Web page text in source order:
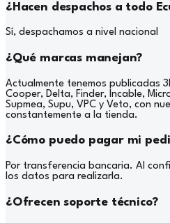
¿Hacen despachos a todo
Sí, despachamos a nivel nacional
¿Qué marcas manejan?
Actualmente tenemos publicadas
Cooper, Delta, Finder, Incable,
Supmea, Supu, VPC y Veto, con
constantemente a la tienda.
¿Cómo puedo pagar mi
Por transferencia bancaria. Al
los datos para realizarla.
¿Ofrecen soporte técnico?